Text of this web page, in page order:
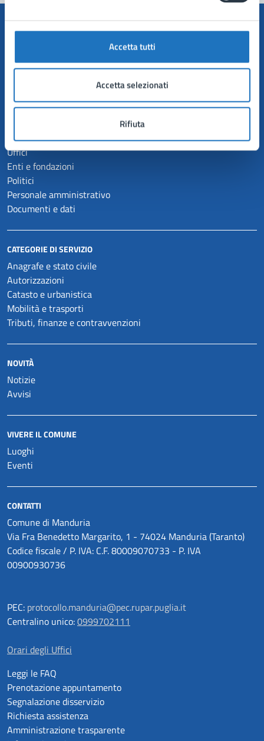
Accetta tutti
Accetta selezionati
Rifiuta
Comune di Manduria
AMMINISTRAZIONE
Aree amministrative
Uffici
Enti e fondazioni
Politici
Personale amministrativo
Documenti e dati
CATEGORIE DI SERVIZIO
Anagrafe e stato civile
Autorizzazioni
Catasto e urbanistica
Mobilità e trasporti
Tributi, finanze e contravvenzioni
NOVITÀ
Notizie
Avvisi
VIVERE IL COMUNE
Luoghi
Eventi
CONTATTI
Comune di Manduria
Via Fra Benedetto Margarito, 1 - 74024 Manduria (Taranto)
Codice fiscale / P. IVA: C.F. 80009070733 - P. IVA
00900930736
PEC: protocollo.manduria@pec.rupar.puglia.it
Centralino unico:0999702111
Orari degli Uffici
Leggi le FAQ
Prenotazione appuntamento
Segnalazione disservizio
Richiesta assistenza
Amministrazione trasparente